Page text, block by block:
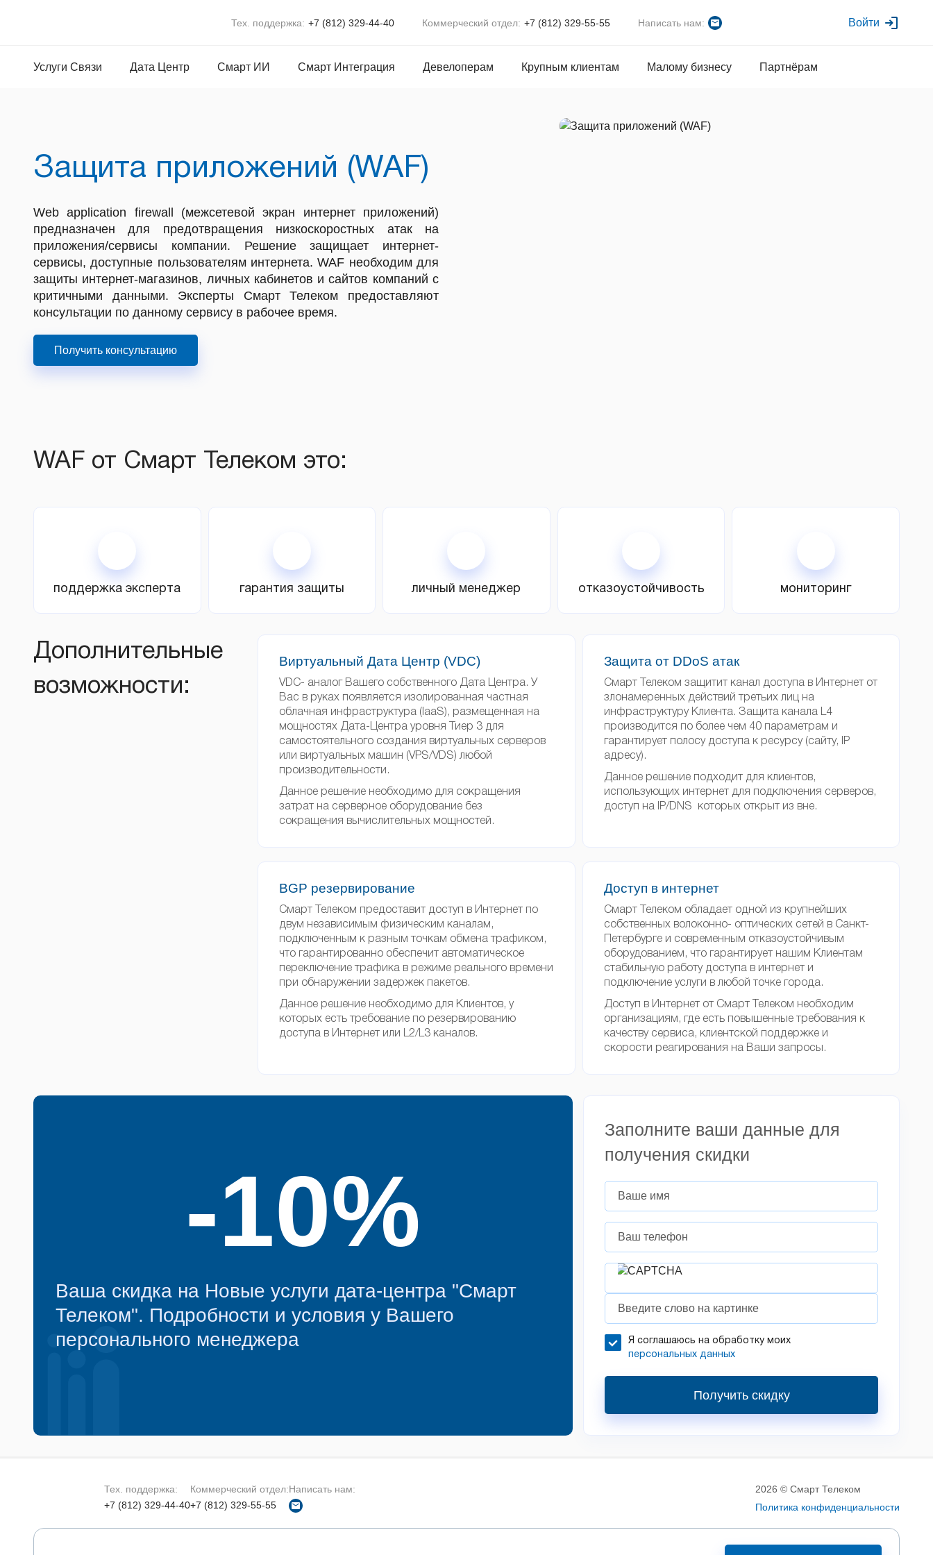
Войти
Тех. поддержка: +7 (812) 329-44-40 Коммерческий отдел: +7 (812) 329-55-55 Написать нам:
Услуги Связи Дата Центр Смарт ИИ Смарт Интеграция Девелоперам Крупным клиентам Малому бизнесу Партнёрам
Защита приложений (WAF)
Web application firewall (межсетевой экран интернет приложений)
предназначен для предотвращения низкоскоростных атак на
приложения/сервисы компании. Решение защищает интернет-
сервисы, доступные пользователям интернета. WAF необходим для
защиты интернет-магазинов, личных кабинетов и сайтов компаний с
критичными данными. Эксперты Смарт Телеком предоставляют
консультации по данному сервису в рабочее время.
Получить консультацию
WAF от Смарт Телеком это:
поддержка эксперта гарантия защиты личный менеджер отказоустойчивость мониторинг
Дополнительные
возможности:
Виртуальный Дата Центр (VDC)
VDC- аналог Вашего собственного Дата Центра. У
Вас в руках появляется изолированная частная
облачная инфраструктура (IaaS), размещенная на
мощностях Дата-Центра уровня Тиер 3 для
самостоятельного создания виртуальных серверов
или виртуальных машин (VPS/VDS) любой
производительности.
Данное решение необходимо для сокращения
затрат на серверное оборудование без
сокращения вычислительных мощностей.
Защита от DDoS атак
Смарт Телеком защитит канал доступа в Интернет от
злонамеренных действий третьих лиц на
инфраструктуру Клиента. Защита канала L4
производится по более чем 40 параметрам и
гарантирует полосу доступа к ресурсу (сайту, IP
адресу).
Данное решение подходит для клиентов,
использующих интернет для подключения серверов,
доступ на IP/DNS которых открыт из вне.
BGP резервирование
Смарт Телеком предоставит доступ в Интернет по
двум независимым физическим каналам,
подключенным к разным точкам обмена трафиком,
что гарантированно обеспечит автоматическое
переключение трафика в режиме реального времени
при обнаружении задержек пакетов.
Данное решение необходимо для Клиентов, у
которых есть требование по резервированию
доступа в Интернет или L2/L3 каналов.
Доступ в интернет
Смарт Телеком обладает одной из крупнейших
собственных волоконно- оптических сетей в Санкт-
Петербурге и современным отказоустойчивым
оборудованием, что гарантирует нашим Клиентам
стабильную работу доступа в интернет и
подключение услуги в любой точке города.
Доступ в Интернет от Смарт Телеком необходим
организациям, где есть повышенные требования к
качеству сервиса, клиентской поддержке и
скорости реагирования на Ваши запросы.
-10%
Ваша скидка на Новые услуги дата-центра "Смарт
Телеком". Подробности и условия у Вашего
персонального менеджера
Заполните ваши данные для
получения скидки
Я соглашаюсь на обработку моих
персональных данных
Получить скидку
Тех. поддержка:
+7 (812) 329-44-40
Коммерческий отдел:
+7 (812) 329-55-55
Написать нам:
2026 © Смарт Телеком
Политика конфиденциальности